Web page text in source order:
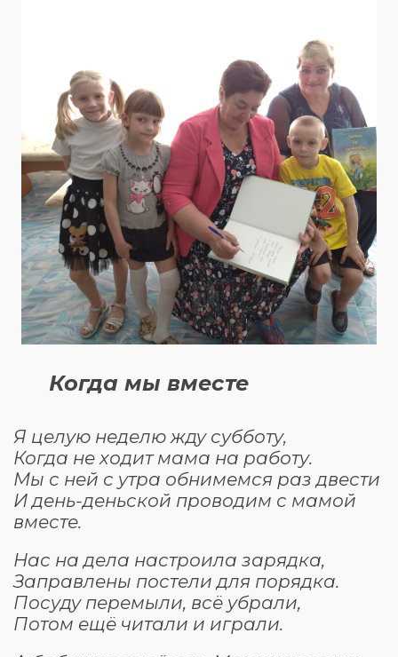
Когда мы вместе
Я целую неделю жду субботу,
Когда не ходит мама на работу.
Мы с ней с утра обнимемся раз двести
И день-деньской проводим с мамой
вместе.
Нас на дела настроила зарядка,
Заправлены постели для порядка.
Посуду перемыли, всё убрали,
Потом ещё читали и играли.